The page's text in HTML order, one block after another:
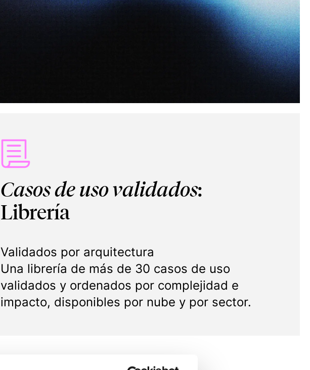
Casos de uso validados:
Librería
Validados por arquitectura
Una librería de más de 30 casos de uso
validados y ordenados por complejidad e
impacto, disponibles por nube y por sector.